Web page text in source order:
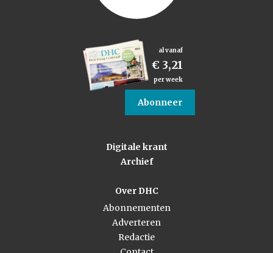
al vanaf
€ 3,21
per week
Abonneer
Digitale krant
Archief
Over DHC
Abonnementen
Adverteren
Redactie